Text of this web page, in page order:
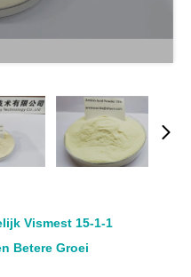
Vismest 15-1-1
Betere Groei